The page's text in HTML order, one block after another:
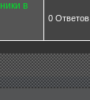
в
0 Ответов